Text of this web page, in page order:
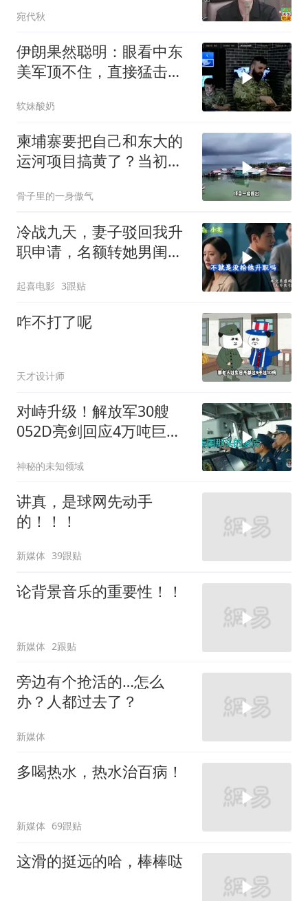
宛代秋
伊朗果然聪明：眼看中东
美军顶不住，直接猛击要
软妹酸奶
柬埔寨要把自己和东大的
运河项目搞黄了？当初可
骨子里的一身傲气
冷战九天，妻子驳回我升
职申请，名额转她男闺
起喜电影 3跟贴
咋不打了呢
天才设计师
对峙升级！解放军30艘
052D亮剑回应4万吨巨舰
神秘的未知领域
讲真，是球网先动手
的！！！
新媒体 39跟贴
论背景音乐的重要性！！
新媒体 2跟贴
旁边有个抢活的…怎么
办？人都过去了？
新媒体
多喝热水，热水治百病！
新媒体 69跟贴
这滑的挺远的哈，棒棒哒